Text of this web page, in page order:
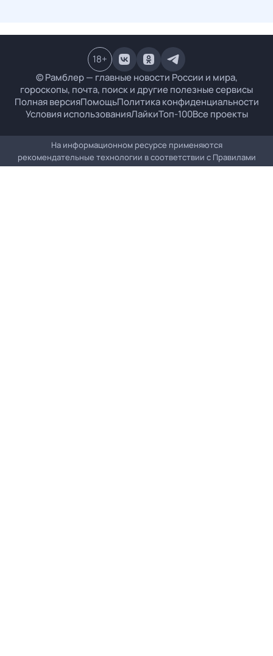
© Рамблер — главные новости России и мира,
гороскопы, почта, поиск и другие полезные сервисы
Полная версияПомощьПолитика конфиденциальности
Условия использованияЛайкиТоп-100Все проекты
18+
На информационном ресурсе применяются
рекомендательные технологии в соответствии с Правилами